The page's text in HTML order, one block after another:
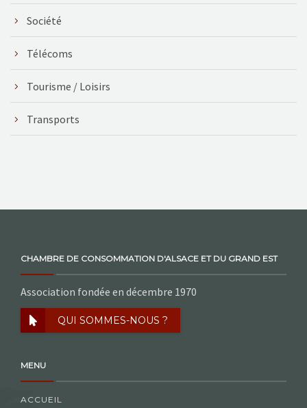
Société
Télécoms
Tourisme / Loisirs
Transports
CHAMBRE DE CONSOMMATION D'ALSACE ET DU GRAND EST
Association fondée en décembre 1970
QUI SOMMES-NOUS ?
MENU
ACCUEIL